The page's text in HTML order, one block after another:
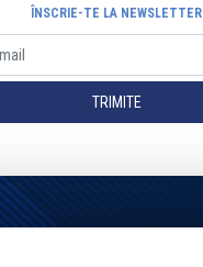
ÎNSCRIE-TE LA NEWSLETTER
TRIMITE